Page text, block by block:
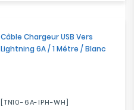
Câble Chargeur USB Vers
Lightning 6A / 1 Métre / Blanc
[TN10-6A-IPH-WH]